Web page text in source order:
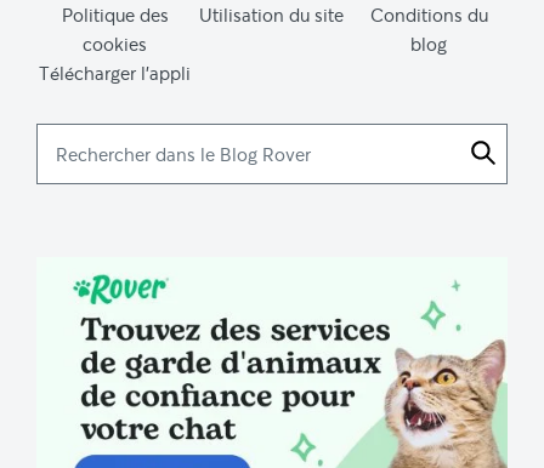
Politique des
cookies
Utilisation du site
Conditions du
blog
Télécharger l’appli
dans